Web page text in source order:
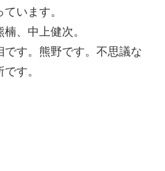
います。
、中上健次。
です。熊野です。不思議な
す。